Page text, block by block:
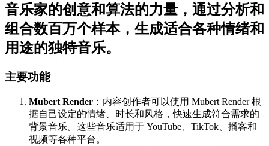
音乐家的创意和算法的力量，通过分析和
组合数百万个样本，生成适合各种情绪和
用途的独特音乐。
主要功能
Mubert Render ：内容创作者可以使用 Mubert Render 根
据自己设定的情绪、时长和风格，快速生成符合需求的
背景音乐。这些音乐适用于 YouTube、TikTok、播客和
视频等各种平台。